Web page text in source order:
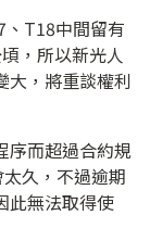
T18中間留有
，所以新光人
大，將重談權利
序而超過合約規
久，不過逾期
此無法取得使